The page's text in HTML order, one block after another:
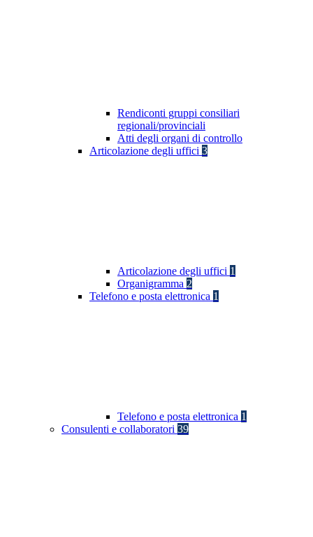
Rendiconti gruppi consiliari
regionali/provinciali
Atti degli organi di controllo
Articolazione degli uffici 3
Articolazione degli uffici 1
Organigramma 2
Telefono e posta elettronica 1
Telefono e posta elettronica 1
Consulenti e collaboratori 39